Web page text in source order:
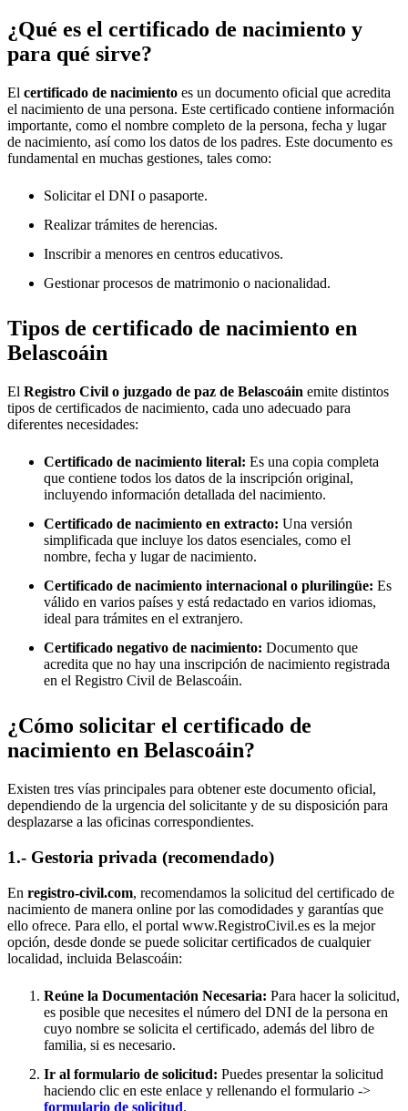
¿Qué es el certificado de nacimiento y
para qué sirve?
El certificado de nacimiento es un documento oficial que acredita
el nacimiento de una persona. Este certificado contiene información
importante, como el nombre completo de la persona, fecha y lugar
de nacimiento, así como los datos de los padres. Este documento es
fundamental en muchas gestiones, tales como:
Solicitar el DNI o pasaporte.
Realizar trámites de herencias.
Inscribir a menores en centros educativos.
Gestionar procesos de matrimonio o nacionalidad.
Tipos de certificado de nacimiento en
Belascoáin
El Registro Civil o juzgado de paz de Belascoáin emite distintos
tipos de certificados de nacimiento, cada uno adecuado para
diferentes necesidades:
Certificado de nacimiento literal: Es una copia completa
que contiene todos los datos de la inscripción original,
incluyendo información detallada del nacimiento.
Certificado de nacimiento en extracto: Una versión
simplificada que incluye los datos esenciales, como el
nombre, fecha y lugar de nacimiento.
Certificado de nacimiento internacional o plurilingüe: Es
válido en varios países y está redactado en varios idiomas,
ideal para trámites en el extranjero.
Certificado negativo de nacimiento: Documento que
acredita que no hay una inscripción de nacimiento registrada
en el Registro Civil de Belascoáin.
¿Cómo solicitar el certificado de
nacimiento en Belascoáin?
Existen tres vías principales para obtener este documento oficial,
dependiendo de la urgencia del solicitante y de su disposición para
desplazarse a las oficinas correspondientes.
1.- Gestoria privada (recomendado)
En registro-civil.com, recomendamos la solicitud del certificado de
nacimiento de manera online por las comodidades y garantías que
ello ofrece. Para ello, el portal www.RegistroCivil.es es la mejor
opción, desde donde se puede solicitar certificados de cualquier
localidad, incluida Belascoáin:
Reúne la Documentación Necesaria: Para hacer la solicitud,
es posible que necesites el número del DNI de la persona en
cuyo nombre se solicita el certificado, además del libro de
familia, si es necesario.
Ir al formulario de solicitud: Puedes presentar la solicitud
haciendo clic en este enlace y rellenando el formulario ->
formulario de solicitud.